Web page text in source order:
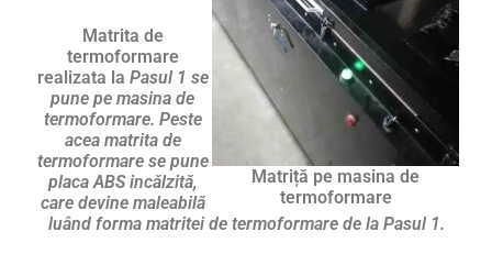
Matriță pe masina de
termoformare
Matrita de
termoformare
realizata la Pasul 1 se
pune pe masina de
termoformare. Peste
acea matrita de
termoformare se pune
placa ABS incălzită,
care devine maleabilă
luând forma matritei de termoformare de la Pasul 1.